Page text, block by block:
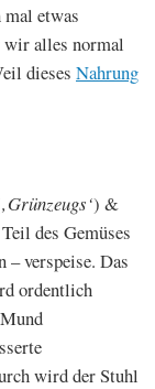
etwas
wir alles normal
dieses Nahrung
‚Grünzeugs‘) &
des Gemüses
– verspeise. Das
ordentlich
wird der Stuhl